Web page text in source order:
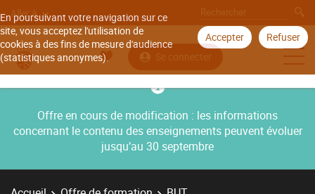
En poursuivant votre navigation sur ce
site, vous acceptez l'utilisation de
cookies à des fins de mesure d'audience
(statistiques anonymes).
Accepter Refuser
Aller à
Se connecter
Offre en cours de modification : les informations
concernant le contenu des enseignements peuvent évoluer
jusqu’au 30 septembre